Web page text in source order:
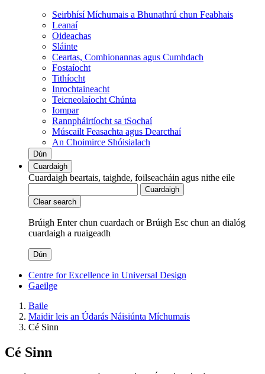
Seirbhísí Míchumais a Bhunathrú chun Feabhais
Leanaí
Oideachas
Sláinte
Ceartas, Comhionannas agus Cumhdach
Fostaíocht
Tithíocht
Inrochtaineacht
Teicneolaíocht Chúnta
Iompar
Rannpháirtíocht sa tSochaí
Múscailt Feasachta agus Dearcthaí
An Choimirce Shóisialach
Dún
Cuardaigh
Cuardaigh beartais, taighde, foilseacháin agus nithe eile
Cuardaigh
Clear search
Brúigh Enter chun cuardach orBrúigh Esc chun an dialóg
cuardaigh a ruaigeadh
Dún
Centre for Excellence in Universal Design
Gaeilge
Baile
Maidir leis an Údarás Náisiúnta Míchumais
Cé Sinn
Cé Sinn